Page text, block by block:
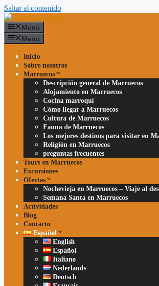
Saltar al contenido
Menú
Menú
Inicio
Sobre nosotros
Marruecos
Descripción general de Marruecos
Alojamiento en Marruecos
Cocina marroquí
Cómo llegar a Marruecos
Cultura de Marruecos
Fauna de Marruecos
Los mejores destinos para visitar en
Religión en Marruecos
preguntas frecuentes
Tours en Marruecos
Excursiones
Ofertas
Nochevieja en Marruecos – Viaje al
Semana Santa en Marruecos
Actividades
Blog
Contacto
Español
English
Español
Italiano
Nederlands
Deutsch